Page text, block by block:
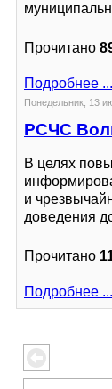
Прочитано
Подробнее ...
Понедельник, 13
РСЧС
В целях
и
доведения
Прочитано
Подробнее ...